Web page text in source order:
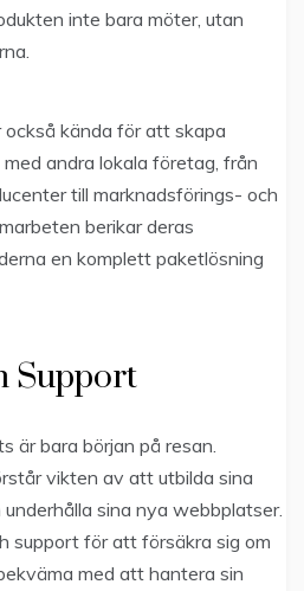
inte bara möter, utan
kända för att skapa
andra lokala företag, från
till marknadsförings- och
berikar deras
en komplett paketlösning
Support
är bara början på resan.
vikten av att utbilda sina
sina nya webbplatser.
support för att försäkra sig om
med att hantera sin